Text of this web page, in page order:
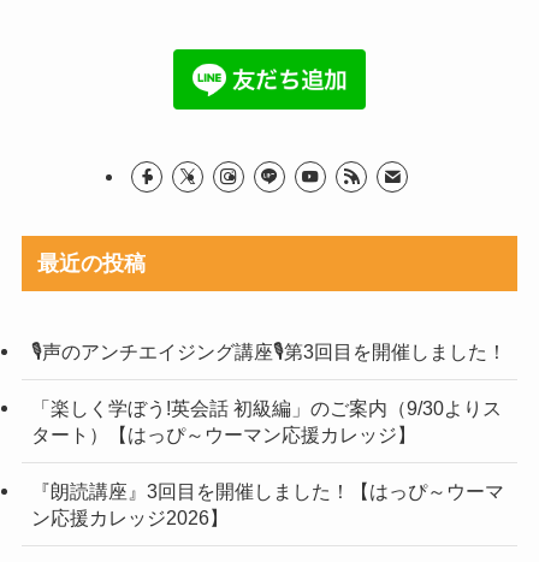
最近の投稿
🎙声のアンチエイジング講座🎙第3回目を開催しました！
「楽しく学ぼう!英会話 初級編」のご案内（9/30よりス
タート）【はっぴ～ウーマン応援カレッジ】
『朗読講座』3回目を開催しました！【はっぴ～ウーマ
ン応援カレッジ2026】